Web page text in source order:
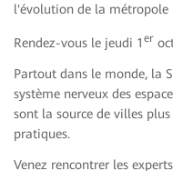
l'évolution de la métropole
Rendez-vous le jeudi 1 er
Partout dans le monde, la
système nerveux des
sont la source de villes
pratiques.
Venez rencontrer les